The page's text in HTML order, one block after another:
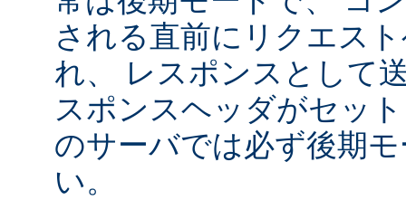
される直前にリクエス
れ、 レスポンスとして
スポンスヘッダがセッ
のサーバでは必ず後期
い。